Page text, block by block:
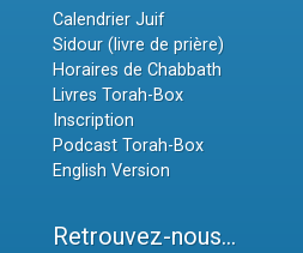
Calendrier Juif
Sidour (livre de prière)
Horaires de Chabbath
Livres Torah-Box
Inscription
Podcast Torah-Box
English Version
Retrouvez-nous...